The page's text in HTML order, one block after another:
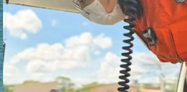
Popular